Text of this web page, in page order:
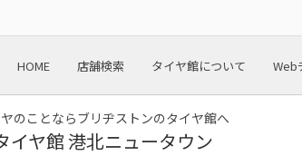
HOME 店舗検索 タイヤ館について Web
のことならブリヂストンのタイヤ館へ
イヤ館 港北ニュータウン